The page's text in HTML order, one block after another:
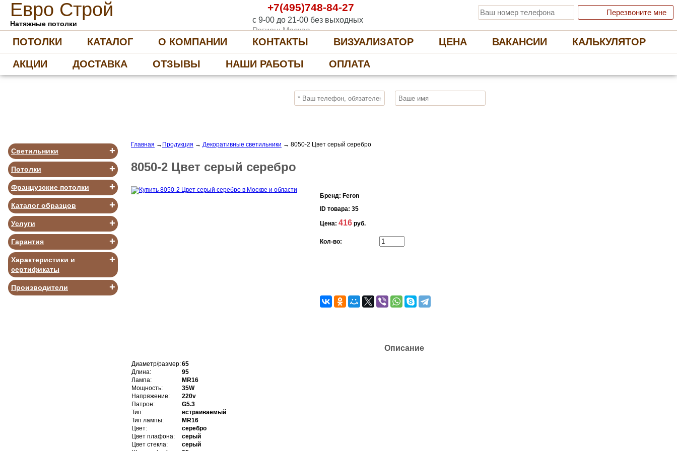
Евро Строй
Натяжные потолки
+7(495)748-84-27
с 9-00 до 21-00 без выходных
Регион: Москва
Перезвоните мне
ПОТОЛКИ КАТАЛОГ О КОМПАНИИ КОНТАКТЫ ВИЗУАЛИЗАТОР ЦЕНА ВАКАНСИИ
КАЛЬКУЛЯТОР
АКЦИИ
ДОСТАВКА ОТЗЫВЫ НАШИ РАБОТЫ
ОПЛАТА
ПОЛУЧИ СКИДКУ10%СЕЙЧАС, ЗАКАЖИ ЭКОЛОГИЧНЫЕ НАТЯЖНЫЕ ПОТОЛКИ
Светильники +
Потолки +
Французские потолки +
Каталог образцов +
Услуги +
Гарантия +
Характеристики и
сертификаты
+
Производители +
Главная → Продукция → Декоративные светильники → 8050-2 Цвет серый серебро
8050-2 Цвет серый серебро
Бренд: Feron
ID товара: 35
Цена: 416 руб.
Кол-во:
Описание
Диаметр/размер:65
Длина:
95
Лампа:
MR16
Мощность:
35W
Напряжение:
220v
Патрон:
G5.3
Тип:
встраиваемый
Тип лампы:
MR16
Цвет:
серебро
Цвет плафона:
серый
Цвет стекла:
серый